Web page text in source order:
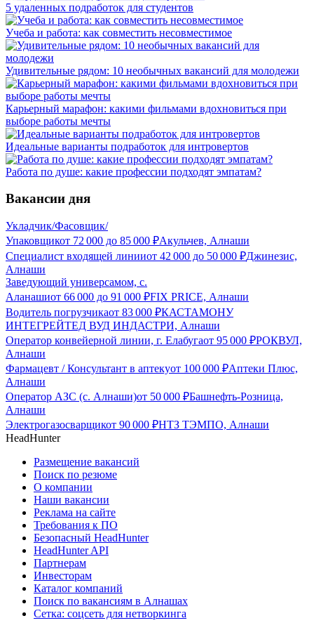
5 удаленных подработок для студентов
Учеба и работа: как совместить несовместимое
Удивительные рядом: 10 необычных вакансий для молодежи
Карьерный марафон: какими фильмами вдохновиться при
выборе работы мечты
Идеальные варианты подработок для интровертов
Работа по душе: какие профессии подходят эмпатам?
Вакансии дня
Укладчик/Фасовщик/
Упаковщикот 72 000 до 85 000 ₽Акульчев, Алнаши
Специалист входящей линииот 42 000 до 50 000 ₽Джинезис,
Алнаши
Заведующий универсамом, с.
Аланашиот 66 000 до 91 000 ₽FIX PRICE, Алнаши
Водитель погрузчикаот 83 000 ₽КАСТАМОНУ
ИНТЕГРЕЙТЕД ВУД ИНДАСТРИ, Алнаши
Оператор конвейерной линии, г. Елабугаот 95 000 ₽РОКВУЛ,
Алнаши
Фармацевт / Консультант в аптекуот 100 000 ₽Аптеки Плюс,
Алнаши
Оператор АЗС (с. Алнаши)от 50 000 ₽Башнефть-Розница,
Алнаши
Электрогазосварщикот 90 000 ₽НТЗ ТЭМПО, Алнаши
HeadHunter
Размещение вакансий
Поиск по резюме
О компании
Наши вакансии
Реклама на сайте
Требования к ПО
Безопасный HeadHunter
HeadHunter API
Партнерам
Инвесторам
Каталог компаний
Поиск по вакансиям в Алнашах
Сетка: соцсеть для нетворкинга